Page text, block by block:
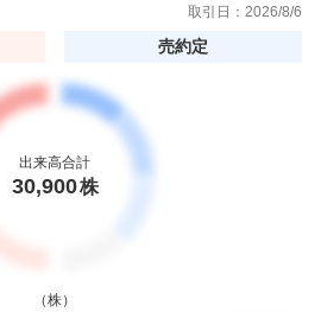
取引日： 2026/8/6
売約定
出来高合計
30,900株
（株）